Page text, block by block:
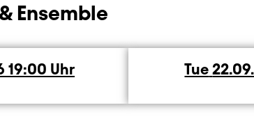
&Ensemble
19:00 Uhr Tue